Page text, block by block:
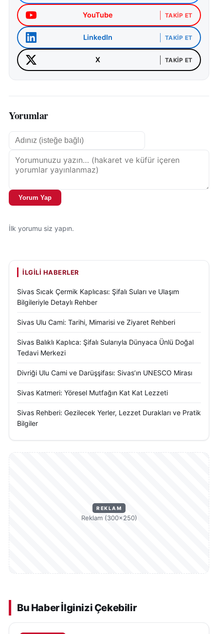
YouTube TAKIP ET
LinkedIn TAKIP ET
X TAKIP ET
Yorumlar
Yorum Yap
İlk yorumu siz yapın.
İLGILI HABERLER
Sivas Sıcak Çermik Kaplıcası: Şifalı Suları ve Ulaşım
Bilgileriyle Detaylı Rehber
Sivas Ulu Cami: Tarihi, Mimarisi ve Ziyaret Rehberi
Sivas Balıklı Kaplıca: Şifalı Sularıyla Dünyaca Ünlü Doğal
Tedavi Merkezi
Divriği Ulu Cami ve Darüşşifası: Sivas’ın UNESCO Mirası
Sivas Katmeri: Yöresel Mutfağın Kat Kat Lezzeti
Sivas Rehberi: Gezilecek Yerler, Lezzet Durakları ve Pratik
Bilgiler
REKLAM
Reklam (300×250)
Bu Haber İlginizi Çekebilir